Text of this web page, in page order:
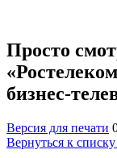
Просто
бизнес-
Версия для печати
Вернуться к